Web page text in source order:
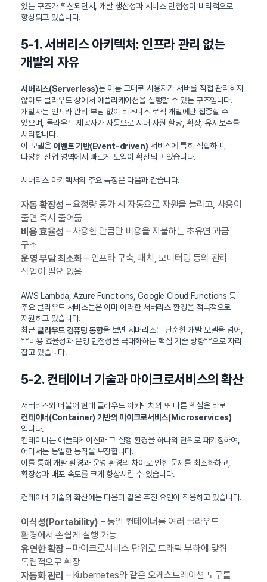
있는 구조가 확산되면서, 개발 생산성과 서비스 민첩성이 비약적으로
향상되고 있습니다.
5-1. 서버리스 아키텍처: 인프라 관리 없는
개발의 자유
서버리스(Serverless)는 이름 그대로 사용자가 서버를 직접 관리하지
않아도 클라우드 상에서 애플리케이션을 실행할 수 있는 구조입니다.
개발자는 인프라 관리 부담 없이 비즈니스 로직 개발에만 집중할 수
있으며, 클라우드 제공자가 자동으로 서버 자원 할당, 확장, 유지보수를
처리합니다.
이 모델은 이벤트 기반(Event-driven) 서비스에 특히 적합하며,
다양한 산업 영역에서 빠르게 도입이 확산되고 있습니다.
서버리스 아키텍처의 주요 특징은 다음과 같습니다.
자동 확장성 – 요청량 증가 시 자동으로 자원을 늘리고, 사용이
줄면 즉시 줄어듦
비용 효율성 – 사용한 만큼만 비용을 지불하는 초유연 과금
구조
운영 부담 최소화– 인프라 구축, 패치, 모니터링 등의 관리
작업이 필요 없음
AWS Lambda, Azure Functions, Google Cloud Functions 등
주요 클라우드 서비스들은 이미 이러한 서버리스 환경을 적극적으로
지원하고 있습니다.
최근클라우드 컴퓨팅 동향을 보면 서버리스는 단순한 개발 모델을 넘어,
**비용 효율성과 운영 민첩성을 극대화하는 핵심 기술 방향**으로 자리
잡고 있습니다.
5-2. 컨테이너 기술과 마이크로서비스의 확산
서버리스와 더불어 현대 클라우드 아키텍처의 또 다른 핵심은 바로
컨테이너(Container) 기반의 마이크로서비스(Microservices)
입니다.
컨테이너는 애플리케이션과 그 실행 환경을 하나의 단위로 패키징하여,
어디서든 동일한 동작을 보장합니다.
이를 통해 개발 환경과 운영 환경의 차이로 인한 문제를 최소화하고,
확장성과 배포 속도를 크게 향상시킬 수 있습니다.
컨테이너 기술의 확산에는 다음과 같은 추진 요인이 작용하고 있습니다.
이식성(Portability) – 동일 컨테이너를 여러 클라우드
환경에서 손쉽게 실행 가능
유연한 확장– 마이크로서비스 단위로 트래픽 부하에 맞춰
독립적으로 확장
자동화 관리 – Kubernetes와 같은 오케스트레이션 도구를